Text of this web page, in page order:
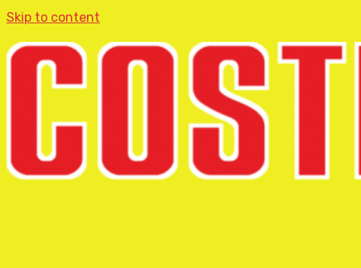
Skip to content